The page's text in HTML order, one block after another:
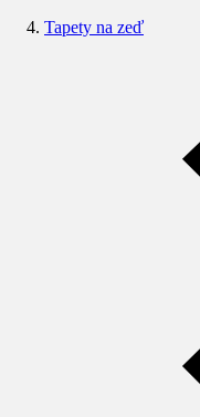
Tapety na zeď